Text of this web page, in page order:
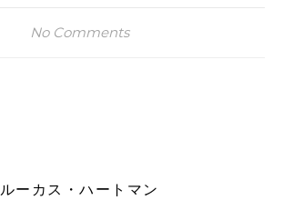
No Comments
ルーカス・ハートマン